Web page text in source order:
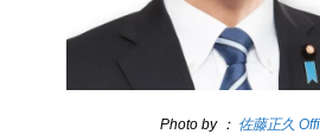
Photo by ： 佐藤正久